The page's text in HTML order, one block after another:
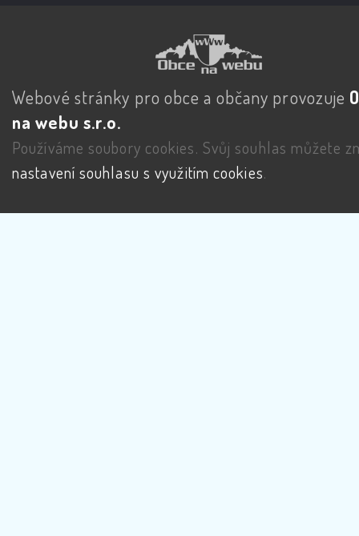
Webové stránky pro obce a občany provozuje
na webu s.r.o.
Používáme soubory cookies. Svůj souhlas můžete
nastavení souhlasu s využitím cookies.